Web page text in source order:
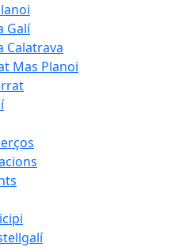
Galí
Calatrava
Mas Planoi